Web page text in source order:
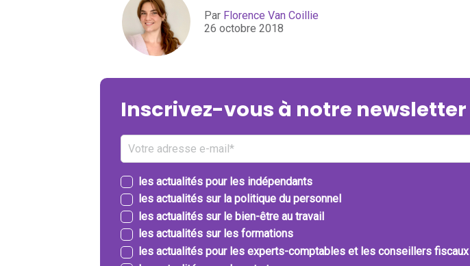
Par Florence Van Coillie
26 octobre 2018
Inscrivez-vous à notre newsletter
les actualités pour les indépendants
les actualités sur la politique du personnel
les actualités sur le bien-être au travail
les actualités sur les formations
les actualités pour les experts-comptables et les conseillers fiscaux